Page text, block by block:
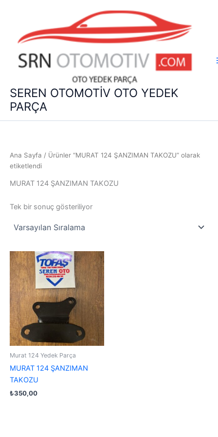
SEREN OTOMOTİV OTO YEDEK
PARÇA
Ana Sayfa / Ürünler “MURAT 124 ŞANZIMAN TAKOZU” olarak
etiketlendi
MURAT 124 ŞANZIMAN TAKOZU
Tek bir sonuç gösteriliyor
Murat 124 Yedek Parça
MURAT 124 ŞANZIMAN
TAKOZU
₺350,00